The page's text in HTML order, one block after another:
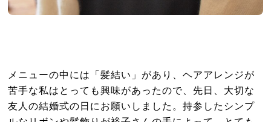
メニューの中には「髪結い」があり、ヘアアレンジが
苦手な私はとっても興味があったので、先日、大切な
友人の結婚式の日にお願いしました。持参したシンプ